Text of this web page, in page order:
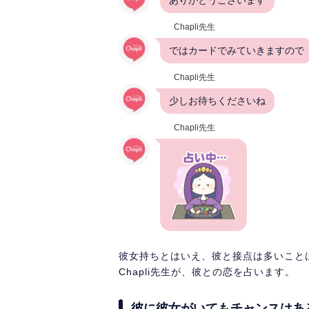
Chapli先生
ではカードでみていきますので
Chapli先生
少しお待ちくださいね
Chapli先生
彼女持ちとはいえ、彼と接点は多いこと
Chapli先生が、彼との恋を占います。